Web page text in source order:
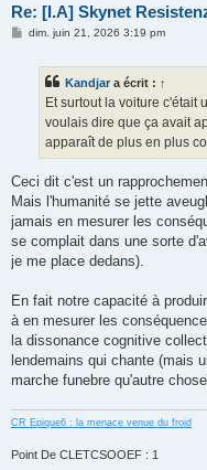
Re: [I.A] Skynet
Mdim. juin 21, 2026 3:19 pm
Kandjar a écrit : ↑
Et surtout la voiture c'était
voulais dire que ça avait
apparaît de plus en plus
Ceci dit c'est un
Mais l'humanité se jette
jamais en mesurer les
se complait dans une sorte
je me place dedans).
En fait notre capacité à
à en mesurer les
la dissonance cognitive
lendemains qui chante (mais
marche funebre qu'autre
CR Epique6 : la menace venue du froid
Point De CLETCSOOEF : 1